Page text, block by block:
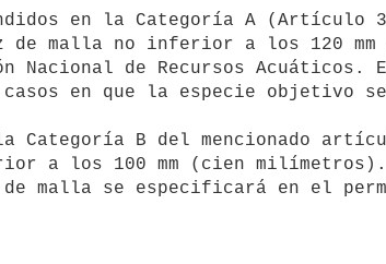
de malla no inferior a los 120
de Recursos Acuáticos.
en que la especie objetivo
a los 100 mm (cien milímetros).